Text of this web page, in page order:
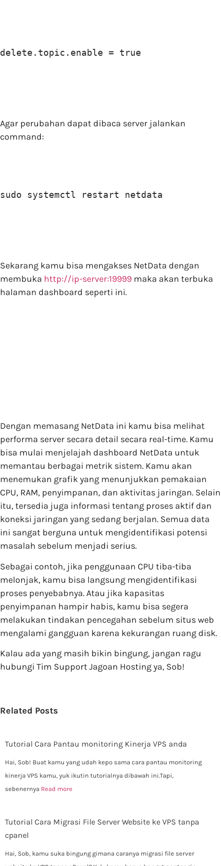
delete.topic.enable = true
Agar perubahan dapat dibaca server jalankan
command:
sudo systemctl restart netdata
Sekarang kamu bisa mengakses NetData dengan
membuka http://ip-server:19999 maka akan terbuka
halaman dashboard seperti ini.
Dengan memasang NetData ini kamu bisa melihat
performa server secara detail secara real-time. Kamu
bisa mulai menjelajah dashboard NetData untuk
memantau berbagai metrik sistem. Kamu akan
menemukan grafik yang menunjukkan pemakaian
CPU, RAM, penyimpanan, dan aktivitas jaringan. Selain
itu, tersedia juga informasi tentang proses aktif dan
koneksi jaringan yang sedang berjalan. Semua data
ini sangat berguna untuk mengidentifikasi potensi
masalah sebelum menjadi serius.
Sebagai contoh, jika penggunaan CPU tiba-tiba
melonjak, kamu bisa langsung mengidentifikasi
proses penyebabnya. Atau jika kapasitas
penyimpanan hampir habis, kamu bisa segera
melakukan tindakan pencegahan sebelum situs web
mengalami gangguan karena kekurangan ruang disk.
Kalau ada yang masih bikin bingung, jangan ragu
hubungi Tim Support Jagoan Hosting ya, Sob!
Related Posts
Tutorial Cara Pantau monitoring Kinerja VPS anda
Hai, Sob! Buat kamu yang udah kepo sama cara pantau monitoring
kinerja VPS kamu, yuk ikutin tutorialnya dibawah ini.Tapi,
sebenernya Read more
Tutorial Cara Migrasi File Server Website ke VPS tanpa
cpanel
Hai, Sob, kamu suka bingung gimana caranya migrasi file server